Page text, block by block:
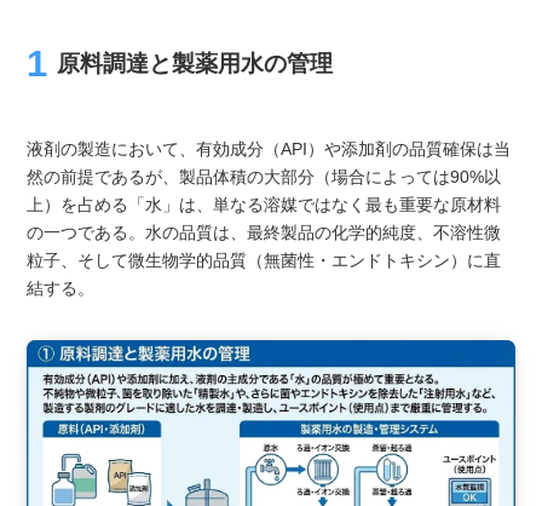
原料調達と製薬用水の管理
液剤の製造において、有効成分（API）や添加剤の品質確保は当
然の前提であるが、製品体積の大部分（場合によっては90%以
上）を占める「水」は、単なる溶媒ではなく最も重要な原材料
の一つである。水の品質は、最終製品の化学的純度、不溶性微
粒子、そして微生物学的品質（無菌性・エンドトキシン）に直
結する。